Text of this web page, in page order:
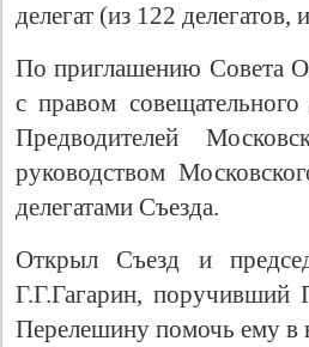
делегат (из 122
По приглашению Совета
с правом
Предводителей
руководством
делегатами Съезда.
Открыл Съезд и
Г.Г.Гагарин,
Перелешину помочь ему в